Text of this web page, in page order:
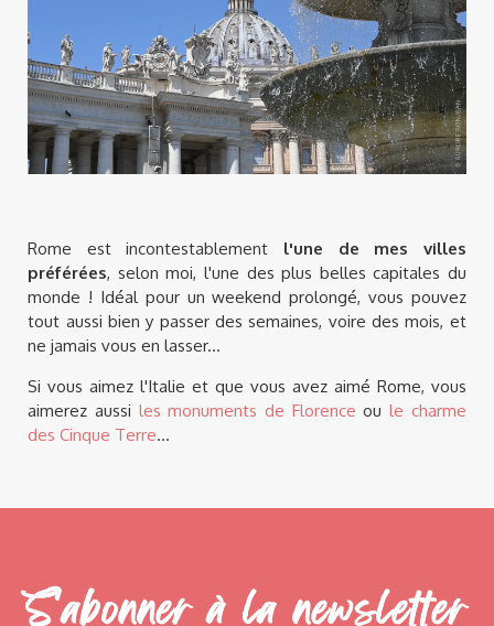
Rome est incontestablement l'une de mes villes
préférées, selon moi, l'une des plus belles capitales du
monde ! Idéal pour un weekend prolongé, vous pouvez
tout aussi bien y passer des semaines, voire des mois, et
ne jamais vous en lasser...
Si vous aimez l'Italie et que vous avez aimé Rome, vous
aimerez aussi les monuments de Florence ou le charme
des Cinque Terre...
S'abonner à la newsletter